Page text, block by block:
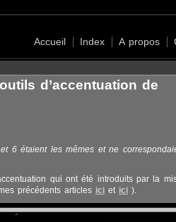
Accueil Index A propos
d’accentuation de
6 étaient les mêmes et ne
qui ont été introduits par la
précédents articles ici et ici ).